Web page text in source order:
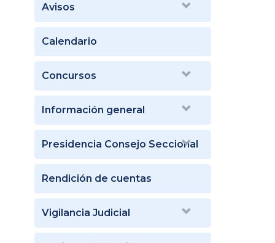
Avisos
Calendario
Concursos
Información general
Presidencia Consejo Seccional
Rendición de cuentas
Vigilancia Judicial